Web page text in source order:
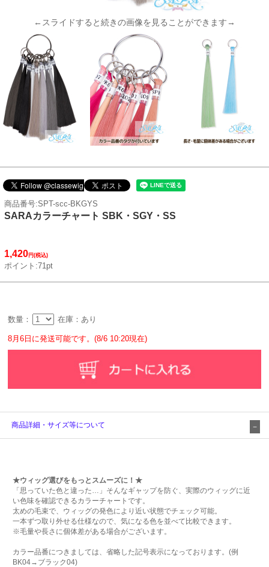
←スライドすると続きの画像を見ることができます→
商品番号:SPT-scc-BKGYS
SARAカラーチャート SBK・SGY・SS
1,420円(税込)
ポイント:71pt
数量： 在庫：あり
8月6日に発送可能です。(8/6 10:20現在)
商品詳細・サイズ等について
★ウィッグ選びをもっとスムーズに！★
「思っていた色と違った…」そんなギャップを防ぐ、実際のウィッグに近
い色味を確認できるカラーチャートです。
太めの毛束で、ウィッグの発色により近い状態でチェック可能。
一本ずつ取り外せる仕様なので、気になる色を並べて比較できます。
※毛量や長さに個体差がある場合がございます。
カラー品番につきましては、省略した記号表示になっております。(例
BK04→ブラック04)